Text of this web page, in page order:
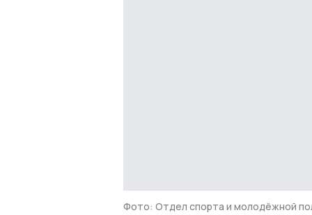
Фото: Отдел спорта и молодёжной